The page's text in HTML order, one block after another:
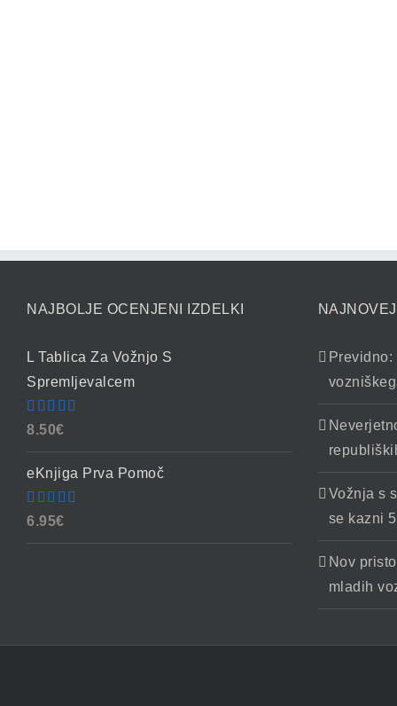
NAJBOLJE OCENJENI IZDELKI
L Tablica Za Vožnjo S
Spremljevalcem
Ocenjeno
8.50€
eKnjiga Prva Pomoč
Ocenjeno
6.95€
Previdno:
Vožnja s
se kazni
Nov
mladih